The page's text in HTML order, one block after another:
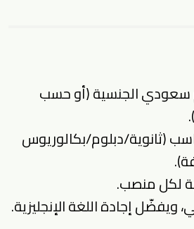
سعودي الجنسية (أو حسب
(ثانوية/دبلوم/بكالوريوس
لكل منصب.
ويفضّل إجادة اللغة الإنجليزية.